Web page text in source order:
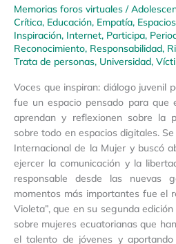
Memorias foros virtuales /
Crítica, Educación, Empatía,
Inspiración, Internet, Participa,
Reconocimiento, Responsabilidad,
Trata de personas, Universidad,
Voces que inspiran: diálogo juvenil
fue un espacio pensado para que
aprendan y reflexionen sobre la
sobre todo en espacios digitales.
Internacional de la Mujer y buscó
ejercer la comunicación y la
responsable desde las nuevas
momentos más importantes fue el
Violeta”, que en su segunda
sobre mujeres ecuatorianas que
el talento de jóvenes y